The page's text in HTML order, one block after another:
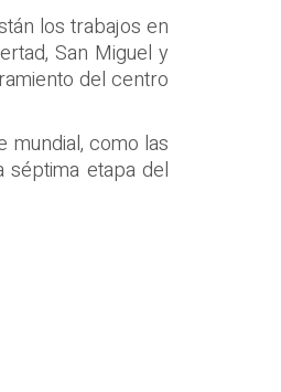
los trabajos en
San Miguel y
del centro
mundial, como las
etapa del